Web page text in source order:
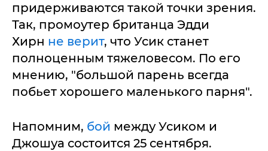
придерживаются такой точки зрения.
Так, промоутер британца Эдди
Хирн не верит, что Усик станет
полноценным тяжеловесом. По его
мнению, "большой парень всегда
побьет хорошего маленького парня".
Напомним, бой между Усиком и
Джошуа состоится 25 сентября.